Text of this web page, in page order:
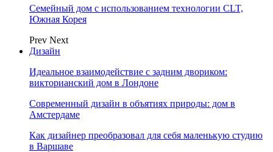
Семейный дом с использованием технологии CLT,
Южная Корея
Prev Next
Дизайн
Идеальное взаимодействие с задним двориком:
викторианский дом в Лондоне
Современный дизайн в объятиях природы: дом в
Амстердаме
Как дизайнер преобразовал для себя маленькую студию
в Варшаве